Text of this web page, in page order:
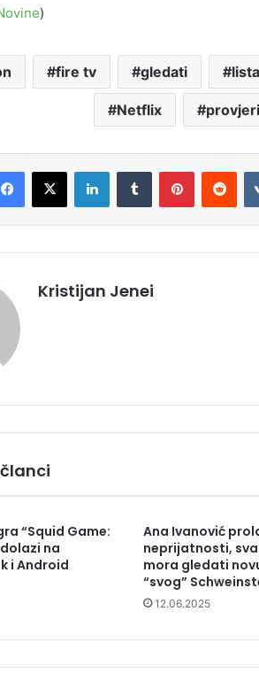
)
fire tv gledati lista
Netflix
Kristijan Jenei
“Squid Game:
na
i Android
Ana Ivanović
neprijatnosti,
mora gledati
“svog”
12.06.2025